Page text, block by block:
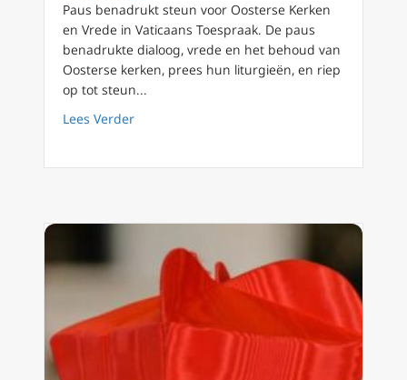
Paus benadrukt steun voor Oosterse Kerken
en Vrede in Vaticaans Toespraak. De paus
benadrukte dialoog, vrede en het behoud van
Oosterse kerken, prees hun liturgieën, en riep
op tot steun...
Lees Verderabout Leiders Oosterse Kerk prijzen paus